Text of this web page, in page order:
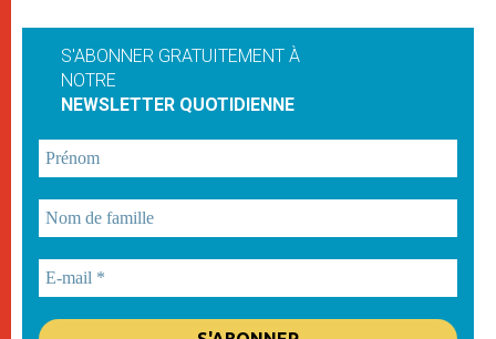
S'ABONNER GRATUITEMENT À
NOTRE
NEWSLETTER QUOTIDIENNE